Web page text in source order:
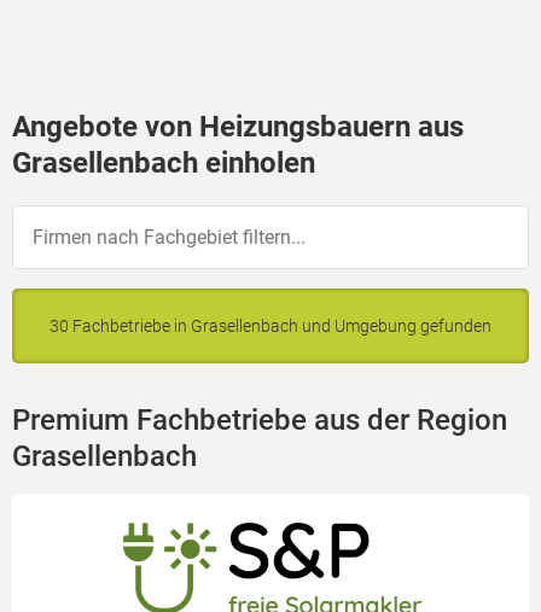
Angebote von Heizungsbauern aus
Grasellenbach einholen
30 Fachbetriebe in Grasellenbach und Umgebung gefunden
Premium Fachbetriebe aus der Region
Grasellenbach